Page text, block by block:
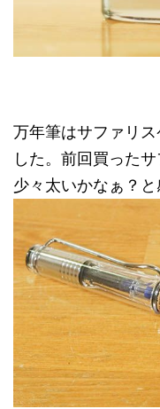
万年筆はサファリ
した。前回買った
少々太いかなぁ？と